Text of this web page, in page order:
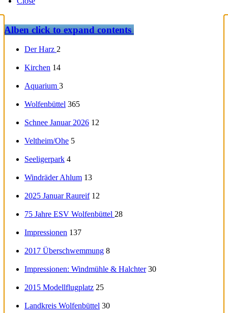
Albenclick to expand contents
Der Harz 2
Kirchen 14
Aquarium 3
Wolfenbüttel 365
Schnee Januar 2026 12
Veltheim/Ohe 5
Seeligerpark 4
Windräder Ahlum 13
2025 Januar Raureif 12
75 Jahre ESV Wolfenbüttel 28
Impressionen 137
2017 Überschwemmung 8
Impressionen: Windmühle & Halchter 30
2015 Modellflugplatz 25
Landkreis Wolfenbüttel 30